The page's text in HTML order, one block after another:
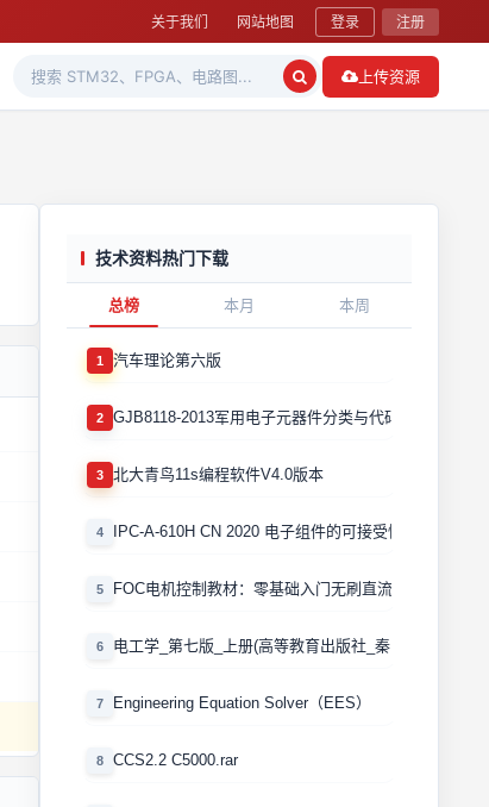
关于我们 网站地图 登录 注册
上传资源
技术资料热门下载
总榜 本月 本周
1 汽车理论第六版
2 GJB8118-2013军用电子元器件分类与代码
3 北大青鸟11s编程软件V4.0版本
4 IPC-A-610H CN 2020 电子组件的可接受性国际验收标
5 FOC电机控制教材：零基础入门无刷直流电机矢量控
6 电工学_第七版_上册(高等教育出版社_秦曾煌版)
7 Engineering Equation Solver（EES）
8 CCS2.2 C5000.rar